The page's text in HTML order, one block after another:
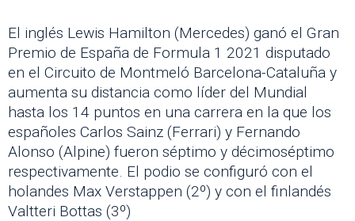
El inglés Lewis Hamilton (Mercedes) ganó el Gran
Premio de España de Formula 1 2021 disputado
en el Circuito de Montmeló Barcelona-Cataluña y
aumenta su distancia como líder del Mundial
hasta los 14 puntos en una carrera en la que los
españoles Carlos Sainz (Ferrari) y Fernando
Alonso (Alpine) fueron séptimo y décimoséptimo
respectivamente. El podio se configuró con el
holandes Max Verstappen (2º) y con el finlandés
Valtteri Bottas (3º)